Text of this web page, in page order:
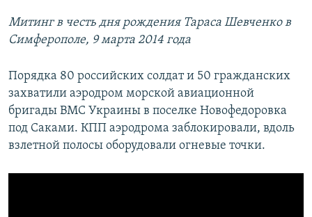
Митинг в честь дня рождения Тараса Шевченко в
Симферополе, 9 марта 2014 года
Порядка 80 российских солдат и 50 гражданских
захватили аэродром морской авиационной
бригады ВМС Украины в поселке Новофедоровка
под Саками. КПП аэродрома заблокировали, вдоль
взлетной полосы оборудовали огневые точки.